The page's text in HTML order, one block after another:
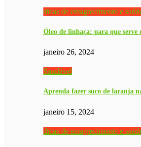
dicas de emagrecimento e
Óleo de linhaça: para que serve
janeiro 26, 2024
Saudável
Aprenda fazer suco de laranja
janeiro 15, 2024
dicas de emagrecimento e